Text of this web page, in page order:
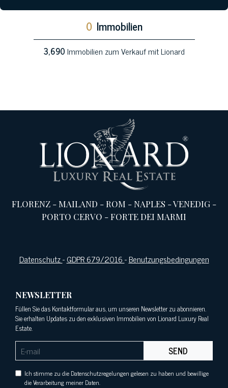
0 Immobilien
3,690Immobilien zum Verkauf mit Lionard
FLORENZ -MAILAND -ROM -NAPLES -VENEDIG -
PORTO CERVO -FORTE DEI MARMI
Datenschutz-GDPR 679/2016-Benutzungsbedingungen
NEWSLETTER
Füllen Sie das Kontaktformular aus, um unseren Newsletter zu abonnieren.
Sie erhalten Updates zu den exklusiven Immobilien von Lionard Luxury Real
Estate.
SEND
Ich stimme zu die Datenschutzregelungen gelesen zu haben und bewillige
die Verarbeitung meiner Daten.